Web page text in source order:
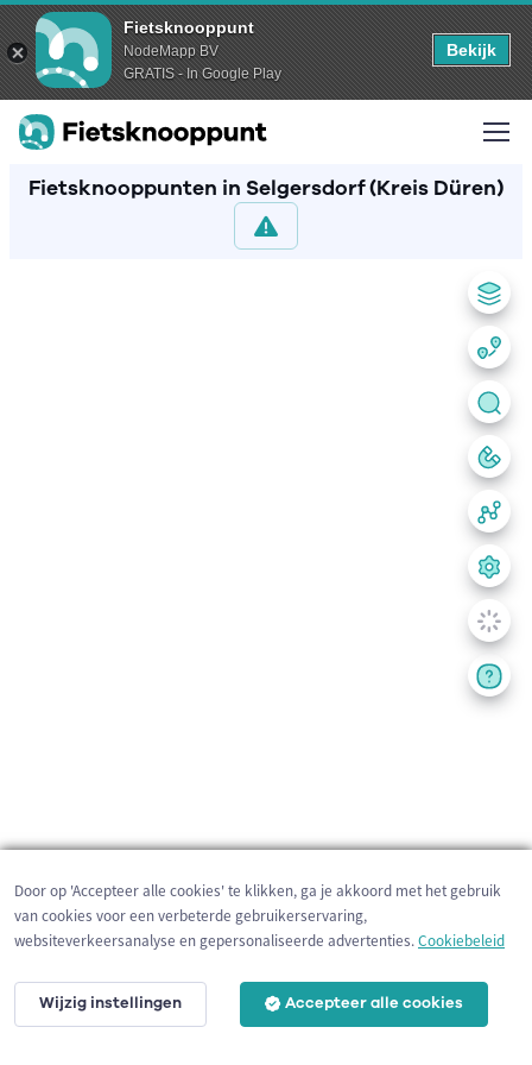
Fietsknooppunt
NodeMapp BV
GRATIS - In Google Play
Bekijk
Fietsknooppunten in Selgersdorf (Kreis Düren)
200 m
Door op 'Accepteer alle cookies' te klikken, ga je akkoord met het gebruik
van cookies voor een verbeterde gebruikerservaring,
websiteverkeersanalyse en gepersonaliseerde advertenties.Cookiebeleid
Wijzig instellingen Accepteer alle cookies